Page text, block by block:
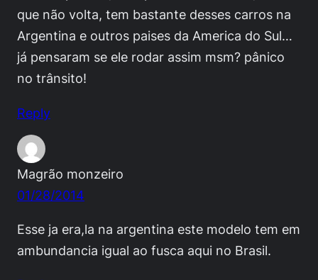
que não volta, tem bastante desses carros na
Argentina e outros paises da America do Sul…
já pensaram se ele rodar assim msm? pânico
no trânsito!
Reply
Magrão monzeiro
01/28/2014
Esse ja era,la na argentina este modelo tem em
ambundancia igual ao fusca aqui no Brasil.